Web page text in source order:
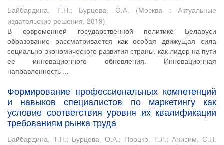
Байбардина, Т.Н.; Бурцева, О.А. (Москва : Актуальные
издательские решения, 2019)
В современной государственной политике Беларуси
образование рассматривается как особая движущая сила
социально-экономического развития страны, как лидер на пути
ее инновационного обновления. Инновационная
направленность ...
Формирование профессиональных компетенций
и навыков специалистов по маркетингу как
условие соответствия уровня их квалификации
требованиям рынка труда
Байбардина, Т.Н.; Бурцева, О.А.; Процко, Т.Л.;Анисим, С.Н.